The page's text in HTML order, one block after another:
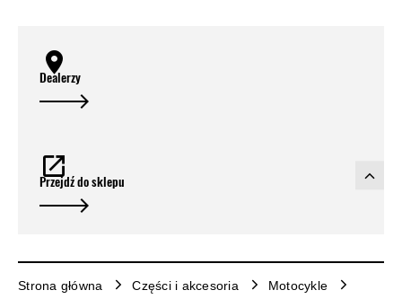
Dealerzy
Przejdź do sklepu
Strona główna Części i akcesoria
Motocykle